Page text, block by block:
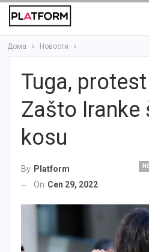
Дома Новости
Tuga,
Zašto Iranke
kosu
By Platform
On Сеп 29, 2022